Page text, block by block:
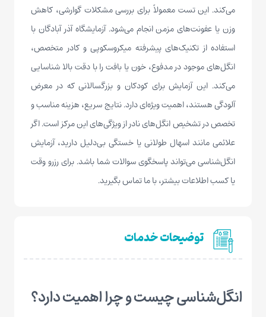
می‌کند. این تست معمولاً برای بررسی مشکلات گوارشی، کاهش
وزن یا عفونت‌های مزمن انجام می‌شود. آزمایشگاه آذر آبادگان با
استفاده از تکنیک‌های پیشرفته میکروسکوپی و کادر متخصص،
انگل‌های موجود در مدفوع، خون یا بافت را با دقت بالا شناسایی
می‌کند. این آزمایش برای کودکان و بزرگسالانی که در معرض
آلودگی هستند، اهمیت ویژه‌ای دارد. نتایج سریع، هزینه مناسب و
تخصص در تشخیص انگل‌های نادر از ویژگی‌های این مرکز است. اگر
علائمی مانند اسهال طولانی یا خستگی بی‌دلیل دارید، آزمایش
انگل‌شناسی می‌تواند پاسخگوی سوالات شما باشد. برای رزرو وقت
یا کسب اطلاعات بیشتر، با ما تماس بگیرید.
توضیحات خدمات
انگل‌شناسی چیست و چرا اهمیت دارد؟